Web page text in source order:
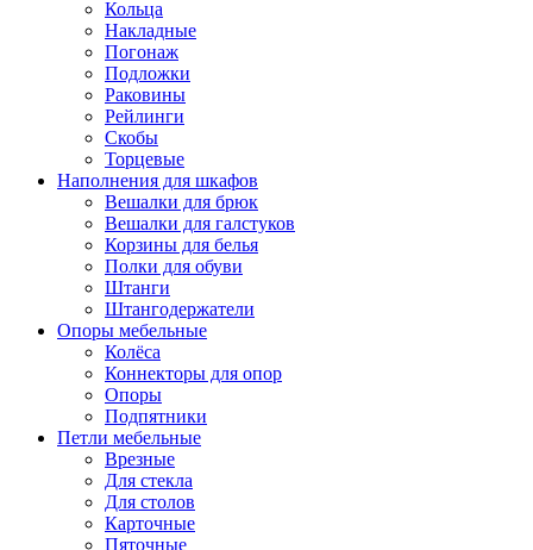
Кольца
Накладные
Погонаж
Подложки
Раковины
Рейлинги
Скобы
Торцевые
Наполнения для шкафов
Вешалки для брюк
Вешалки для галстуков
Корзины для белья
Полки для обуви
Штанги
Штангодержатели
Опоры мебельные
Колёса
Коннекторы для опор
Опоры
Подпятники
Петли мебельные
Врезные
Для стекла
Для столов
Карточные
Пяточные